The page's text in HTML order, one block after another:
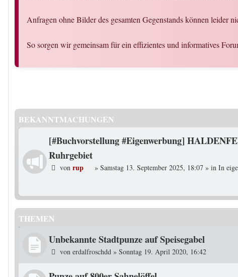
Anfragen ohne Bilder des gesamten Gegenstands können leider
So sorgen wir gemeinsam für ein effizientes und informatives
BEKANNTMACHUNGEN
[#Buchvorstellung #Eigenwerbung]
Ruhrgebiet
von rup » Samstag 13. September 2025, 18:07 » in In
THEMEN
Unbekannte Stadtpunze auf Speisegabel
von erdalfroschdd » Sonntag 19. April 2020, 16:42